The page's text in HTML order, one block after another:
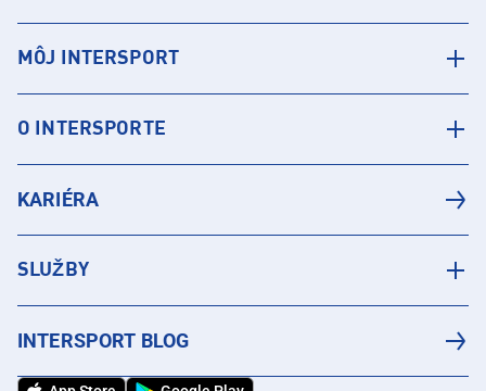
MÔJ INTERSPORT
O INTERSPORTE
KARIÉRA
SLUŽBY
INTERSPORT BLOG